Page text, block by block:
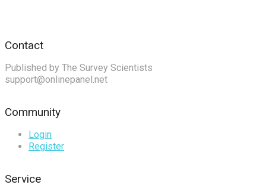
Contact
Published by The Survey Scientists
support@onlinepanel.net
Community
Login
Register
Service